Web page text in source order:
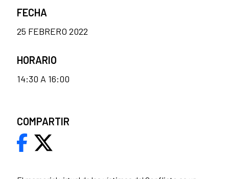
FECHA
25 FEBRERO 2022
HORARIO
14:30 A 16:00
COMPARTIR